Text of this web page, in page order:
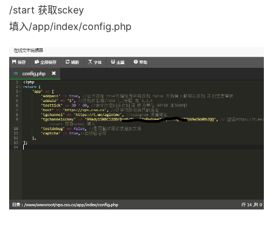
/start 获取sckey
填入/app/index/config.php